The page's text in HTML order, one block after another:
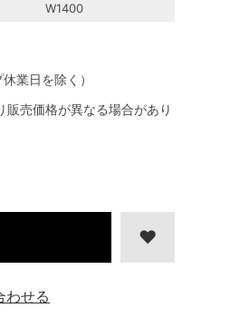
販売価格が異なる場合があり
業日を除く）
W1400
わせる